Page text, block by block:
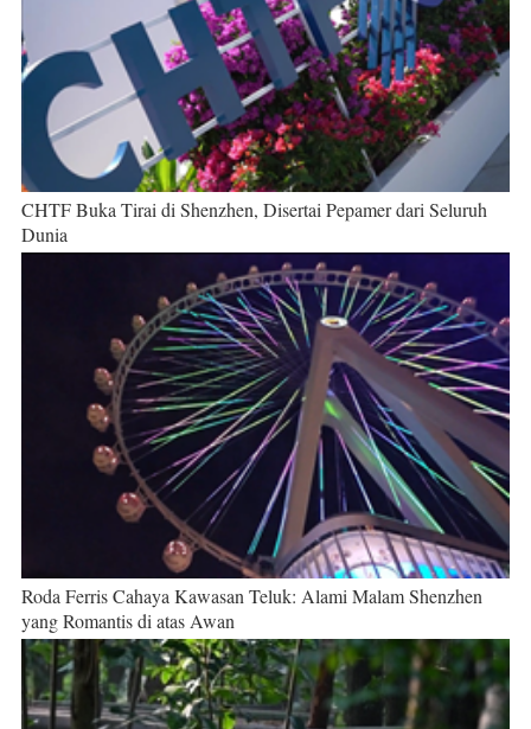
CHTF Buka Tirai di Shenzhen, Disertai Pepamer dari Seluruh
Dunia
Roda Ferris Cahaya Kawasan Teluk: Alami Malam Shenzhen
yang Romantis di atas Awan